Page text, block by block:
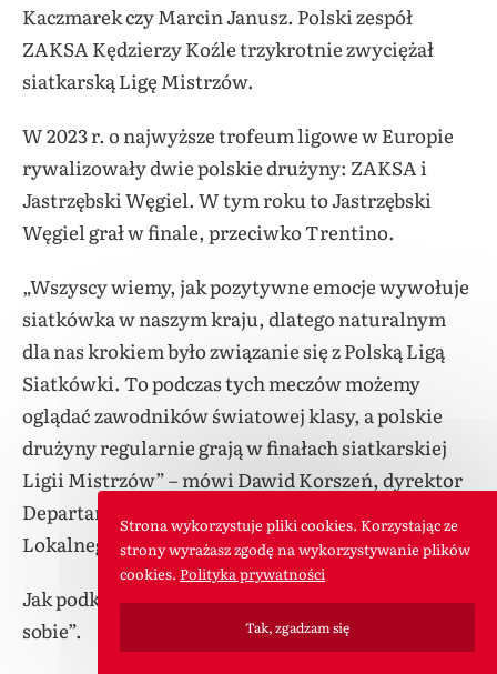
Kaczmarek czy Marcin Janusz. Polski zespół
ZAKSA Kędzierzy Koźle trzykrotnie zwyciężał
siatkarską Ligę Mistrzów.
W 2023 r. o najwyższe trofeum ligowe w Europie
rywalizowały dwie polskie drużyny: ZAKSA i
Jastrzębski Węgiel. W tym roku to Jastrzębski
Węgiel grał w finale, przeciwko Trentino.
„Wszyscy wiemy, jak pozytywne emocje wywołuje
siatkówka w naszym kraju, dlatego naturalnym
dla nas krokiem było związanie się z Polską Ligą
Siatkówki. To podczas tych meczów możemy
oglądać zawodników światowej klasy, a polskie
drużyny regularnie grają w finałach siatkarskiej
Ligii Mistrzów” – mówi Dawid Korszeń, dyrektor
Departamentu Sponsoringu i Marketingu
Lokalnego w PKO Banku Polskim.
Jak podkreśla, polska siatkówka to „marka sama w
sobie”.
Strona wykorzystuje pliki cookies. Korzystając ze
strony wyrażasz zgodę na wykorzystywanie plików
cookies. Polityka prywatności
Tak, zgadzam się